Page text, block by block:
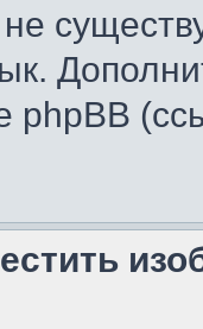
не
phpBB